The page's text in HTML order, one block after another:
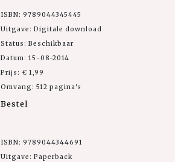
ISBN: 9789044345445
Uitgave: Digitale download
Status: Beschikbaar
Datum: 15-08-2014
Prijs: € 1,99
Omvang: 512 pagina's
Bestel
ISBN: 9789044344691
Uitgave: Paperback